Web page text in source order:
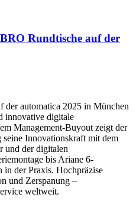
Rundtische auf der
der automatica 2025 in München
innovative digitale
Management-Buyout zeigt der
seine Innovationskraft mit dem
und der digitalen
bis Ariane 6-
in der Praxis. Hochpräzise
und Zerspanung –
weltweit.